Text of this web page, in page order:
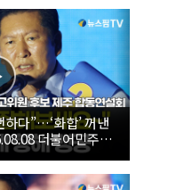
다”…‘화합’ 꺼낸
더불어민주당
주 합동연설회